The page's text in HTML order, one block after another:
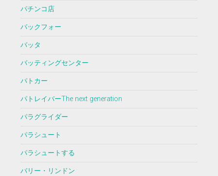
パチンコ店
バックフォー
バッタ
バッティングセンター
パトカー
パトレイバーThe next generation
パラグライダー
パラシュート
パラシュートする
バリー・リンドン